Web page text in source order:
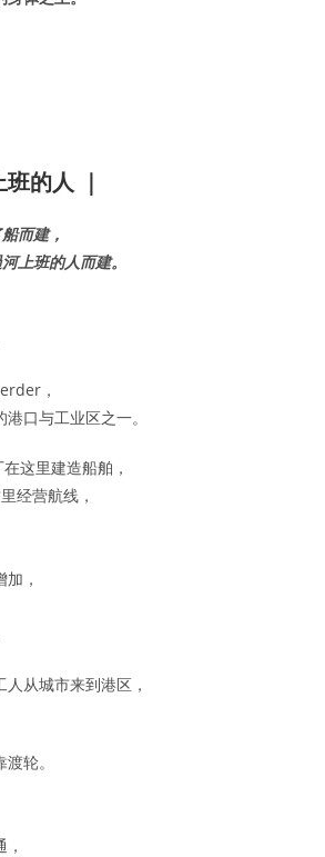
的人 ｜
而建，
上班的人而建。
，
口与工业区之一。
这里建造船舶，
经营航线，
，
从城市来到港区，
轮。